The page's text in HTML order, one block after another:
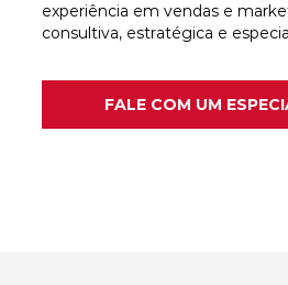
experiência em vendas e
consultiva, estratégica e
FALE COM UM